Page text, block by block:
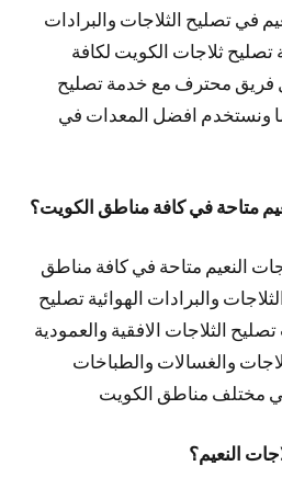
في تصليح الثلاجات والبرادات
تصليح ثلاجات الكويت لكافة
فريق محترف مع خدمة تصليح
ونستخدم افضل المعدات في
متاحة في كافة مناطق الكويت؟
النعيم متاحة في كافة مناطق
والبرادات الهوائية تصليح
الثلاجات الافقية والعمودية
والغسالات والطباخات
في مختلف مناطق الكويت
النعيم؟